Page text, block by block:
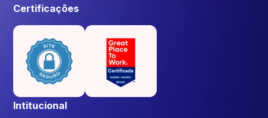
Intitucional
Certificações